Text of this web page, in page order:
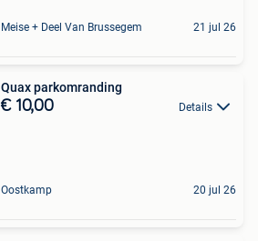
Meise + Deel Van Brussegem 21 jul 26
Quax parkomranding
€ 10,00 Details
Oostkamp 20 jul 26